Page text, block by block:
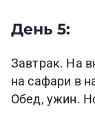
День 5:
Завтрак. На
на сафари в
Обед, ужин.